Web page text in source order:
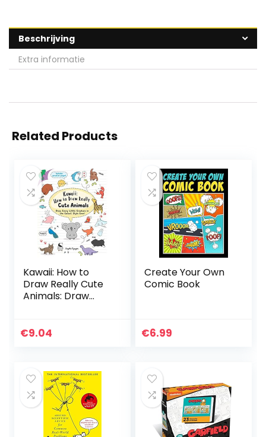
Beschrijving
Extra informatie
Related Products
Kawaii: How to
Draw Really Cute
Animals: Draw
Cutest Style Ever!
€9.04
Create Your Own
Comic Book
€6.99